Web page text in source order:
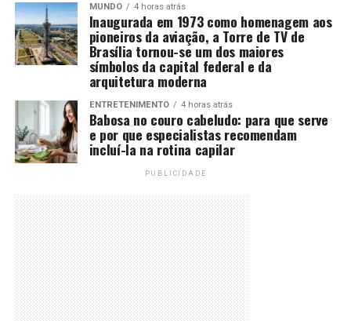
MUNDO 4 horas atrás
Inaugurada em 1973 como homenagem aos
pioneiros da aviação, a Torre de TV de
Brasília tornou-se um dos maiores
símbolos da capital federal e da
arquitetura moderna
ENTRETENIMENTO 4 horas atrás
Babosa no couro cabeludo: para que serve
e por que especialistas recomendam
incluí-la na rotina capilar
PUBLICIDADE